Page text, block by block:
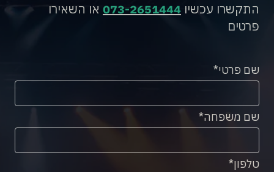
התקשרו עכשיו 073-2651444 או השאירו
פרטים
שם פרטי
שם משפחה
טלפון